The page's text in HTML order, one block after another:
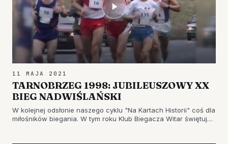
11 MAJA 2021
TARNOBRZEG 1998: JUBILEUSZOWY XX
BIEG NADWIŚLAŃSKI
W kolejnej odsłonie naszego cyklu "Na Kartach Historii" coś dla
miłośników biegania. W tym roku Klub Biegacza Witar świętuje